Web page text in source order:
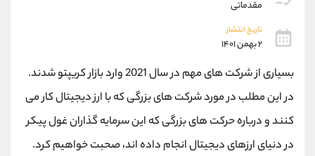
مقدماتی
تاریخ انتشار
۲ بهمن ۱۴۰۱
بسیاری از شرکت‌ های مهم در سال 2021 وارد بازار کریپتو شدند.
در این مطلب در مورد شرکت های بزرگی که با ارز دیجیتال کار می
کنند و درباره حرکت‌ های بزرگی که این سرمایه‌ گذاران غول ‌پیکر
در دنیای ارزهای دیجیتال انجام داده‌ اند، صحبت خواهیم کرد.
داخلی
اطلاعات تماس (دفتر فروش)
021-22021030
بدون پیش شماره 90001030
اینستاگرام @alireza.mehrabii
کانال تلگرام @alirezamehrabi_com